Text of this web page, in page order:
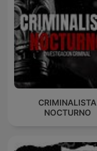
CRIMINALISTA
NOCTURNO